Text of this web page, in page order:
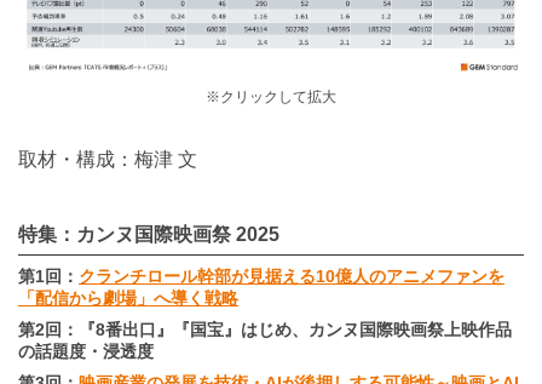
※クリックして拡大
取材・構成：梅津 文
特集：カンヌ国際映画祭 2025
第1回： クランチロール幹部が見据える10億人のアニメファンを
「配信から劇場」へ導く戦略
第2回：『8番出口』『国宝』はじめ、カンヌ国際映画祭上映作品
の話題度・浸透度